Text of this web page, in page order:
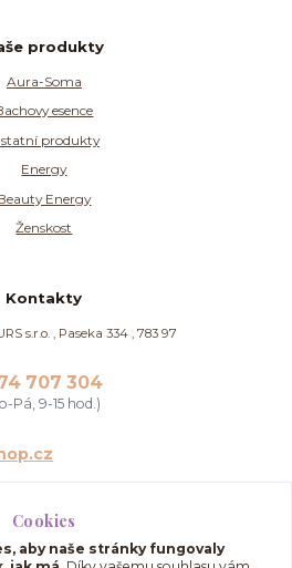
produkty
Aura-Soma
esence
produkty
Energy
Energy
Ženskost
Kontakty
s.r.o. , Paseka 334 , 783 97
707 304
Pá, 9-15 hod.)
Cookies
aby naše stránky fungovaly